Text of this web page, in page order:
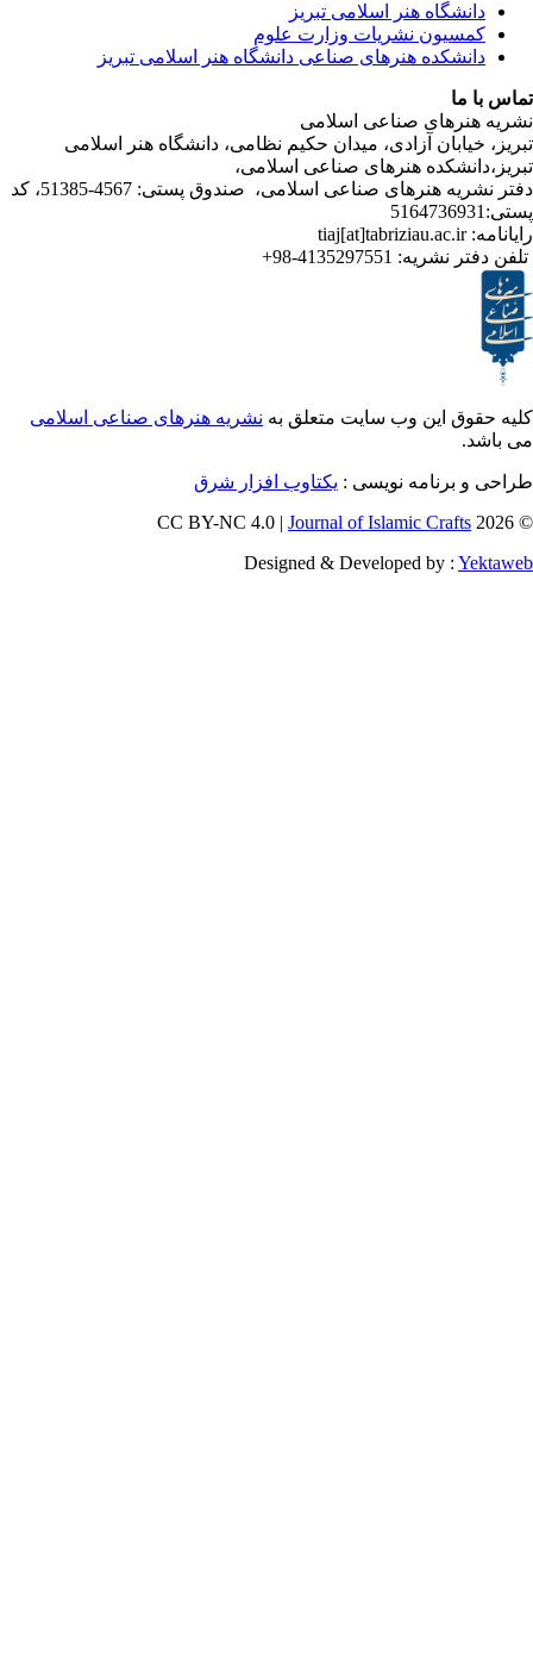
هنر اسلامی تبریز
نشریات وزارت علوم
هنرهای صناعی دانشگاه هنر اسلامی تبریز
صناعی اسلامی
آزادی، میدان حکیم نظامی، دانشگاه هنر اسلامی
هنرهای صناعی اسلامی،
دفتر نشریه هنرهای صناعی اسلامی، صندوق پستی: 4567-51385، کد
نشریه:4135297551-98+
این وب سایت متعلق بهنشریه هنرهای صناعی اسلامی
نویسی : یکتاوب افزار شرق
Journal of Islamic
Designed & Developed by :